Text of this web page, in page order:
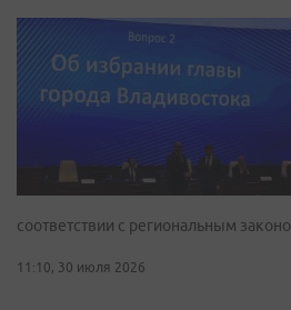
соответствии с региональным
11:10, 30 июля 2026